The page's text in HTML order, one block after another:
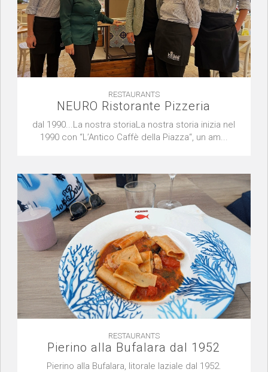
RESTAURANTS
NEURO Ristorante Pizzeria
dal 1990...La nostra storiaLa nostra storia inizia nel
1990 con “L’Antico Caffè della Piazza“, un am...
RESTAURANTS
Pierino alla Bufalara dal 1952
Pierino alla Bufalara, litorale laziale dal 1952.